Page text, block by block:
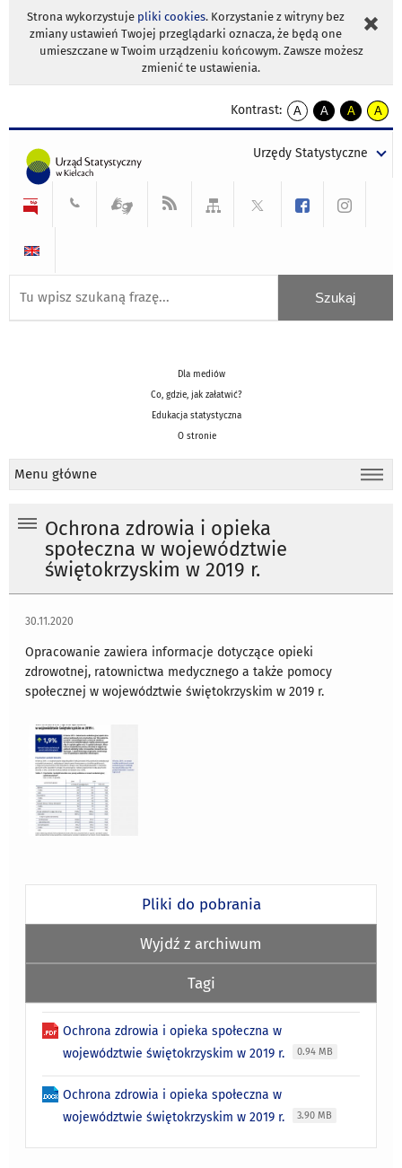
Strona wykorzystuje pliki cookies. Korzystanie z witryny bez
zmiany ustawień Twojej przeglądarki oznacza, że będą one
umieszczane w Twoim urządzeniu końcowym. Zawsze możesz
zmienić te ustawienia.
Kontrast:
A
kontrast
A
kontrast
tekst
czarnym
A
kontrast
tekst
czarnym
A
tekst
żółtym
Urzędy Statystyczne
Dla mediów
Co, gdzie, jak załatwić?
Edukacja statystyczna
O stronie
Menu główne
Ochrona zdrowia i opieka
społeczna w województwie
świętokrzyskim w 2019 r.
30.11.2020
Opracowanie zawiera informacje dotyczące opieki
zdrowotnej, ratownictwa medycznego a także pomocy
społecznej w województwie świętokrzyskim w 2019 r.
Pliki do pobrania
Wyjdź z archiwum
Tagi
Ochrona zdrowia i opieka społeczna w
województwie świętokrzyskim w 2019 r.
0.94 MB
Ochrona zdrowia i opieka społeczna w
województwie świętokrzyskim w 2019 r.
3.90 MB